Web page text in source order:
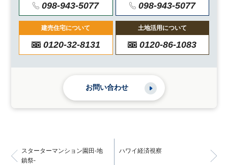
098-943-5077 098-943-5077
建売住宅について
0120-32-8131
土地活用について
0120-86-1083
お問い合わせ
スターターマンション園田-地
鎮祭-
ハワイ経済視察